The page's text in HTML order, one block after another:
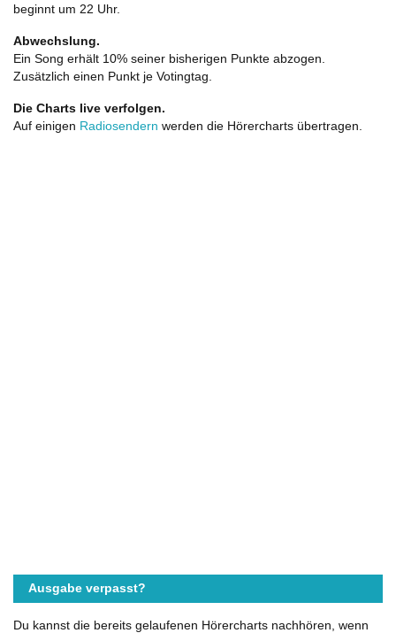
beginnt um 22 Uhr.
Abwechslung.
Ein Song erhält 10% seiner bisherigen Punkte abzogen.
Zusätzlich einen Punkt je Votingtag.
Die Charts live verfolgen.
Auf einigen Radiosendern werden die Hörercharts übertragen.
Ausgabe verpasst?
Du kannst die bereits gelaufenen Hörercharts nachhören, wenn